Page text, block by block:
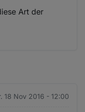
Art der
18 Nov 2016 - 12:00